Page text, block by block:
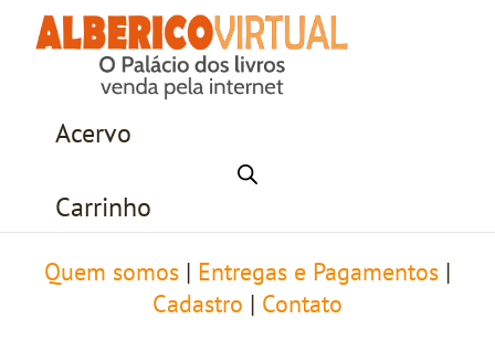
Acervo
Carrinho
Quem somos Entregas e Pagamentos
Cadastro
Contato